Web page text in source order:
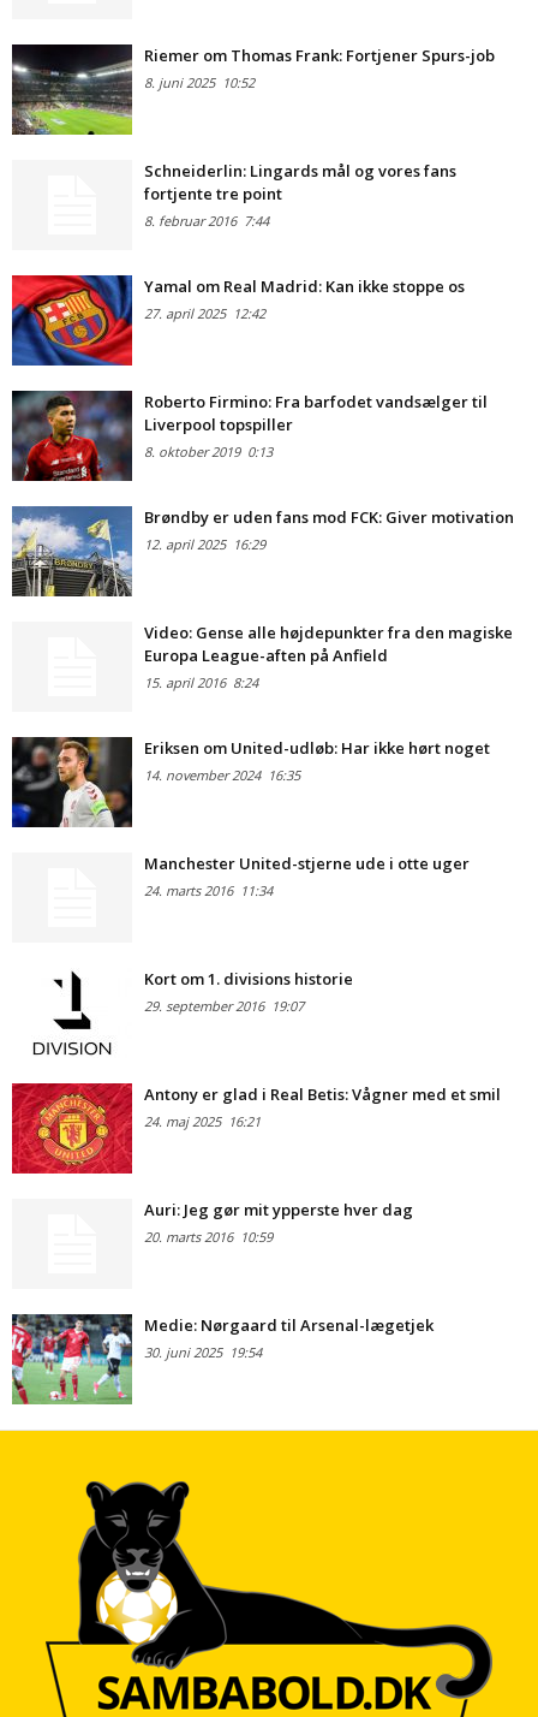
Riemer om Thomas Frank: Fortjener Spurs-job
8. juni 202510:52
Schneiderlin: Lingards mål og vores fans
fortjente tre point
8. februar 20167:44
Yamal om Real Madrid: Kan ikke stoppe os
27. april 202512:42
Roberto Firmino: Fra barfodet vandsælger til
Liverpool topspiller
8. oktober 20190:13
Brøndby er uden fans mod FCK: Giver motivation
12. april 202516:29
Video: Gense alle højdepunkter fra den magiske
Europa League-aften på Anfield
15. april 20168:24
Eriksen om United-udløb: Har ikke hørt noget
14. november 202416:35
Manchester United-stjerne ude i otte uger
24. marts 201611:34
Kort om 1. divisions historie
29. september 201619:07
Antony er glad i Real Betis: Vågner med et smil
24. maj 202516:21
Auri: Jeg gør mit ypperste hver dag
20. marts 201610:59
Medie: Nørgaard til Arsenal-lægetjek
30. juni 202519:54